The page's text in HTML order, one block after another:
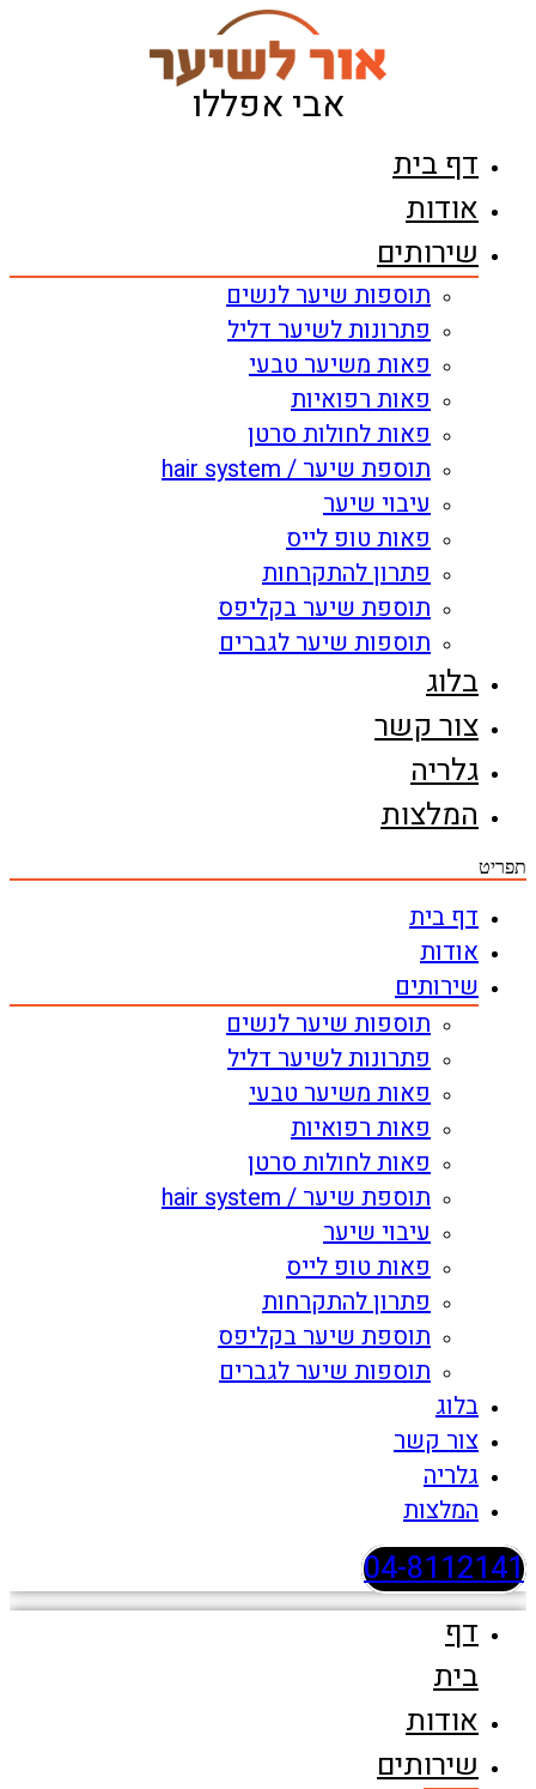
אבי אפללו
דף בית
אודות
שירותים
תוספות שיער לנשים
פתרונות לשיער דליל
פאות משיער טבעי
פאות רפואיות
פאות לחולות סרטן
תוספת שיער / hair system
עיבוי שיער
פאות טופ לייס
פתרון להתקרחות
תוספת שיער בקליפס
תוספות שיער לגברים
בלוג
צור קשר
גלריה
המלצות
תפריט
דף בית
אודות
שירותים
תוספות שיער לנשים
פתרונות לשיער דליל
פאות משיער טבעי
פאות רפואיות
פאות לחולות סרטן
תוספת שיער / hair system
עיבוי שיער
פאות טופ לייס
פתרון להתקרחות
תוספת שיער בקליפס
תוספות שיער לגברים
בלוג
צור קשר
גלריה
המלצות
04-8112141
דף
בית
אודות
שירותים